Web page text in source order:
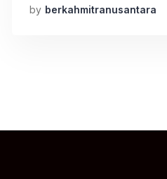
ut voluptate aute id
by berkahmitranusantara